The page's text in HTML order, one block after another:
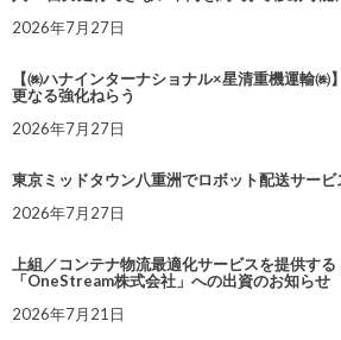
2026年7月27日
【㈱ハナインターナショナル×星清重機運輸㈱
更なる強化ねらう
2026年7月27日
東京ミッドタウン八重洲でロボット配送サー
2026年7月27日
上組／コンテナ物流最適化サービスを提供す
「OneStream株式会社」への出資のお知らせ
2026年7月21日